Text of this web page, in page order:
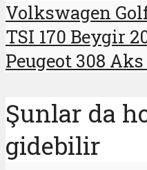
Volkswagen
TSI 170 Beygir
Peugeot 308
Şunlar da
gidebilir